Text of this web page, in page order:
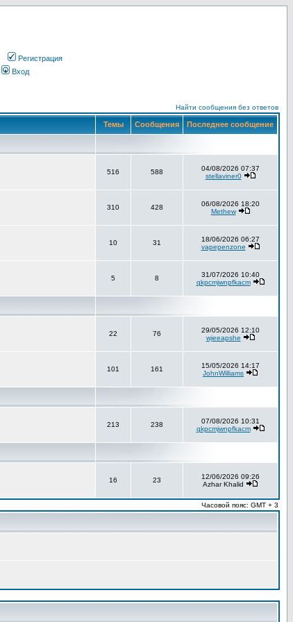
Регистрация
Вход
Найти сообщения без ответов
Темы Сообщения Последнее сообщение
516 588
04/08/2026 07:37
stellaviner0
310 428
06/08/2026 18:20
Methew
10 31
18/06/2026 06:27
vapepenzone
5 8
31/07/2026 10:40
qkpcmjwnpfkacm
22 76
29/05/2026 12:10
wjeeapshe
101 161
15/05/2026 14:17
JohnWilliams
213 238
07/08/2026 10:31
qkpcmjwnpfkacm
16 23
12/06/2026 09:26
Azhar Khalid
Часовой пояс: GMT + 3